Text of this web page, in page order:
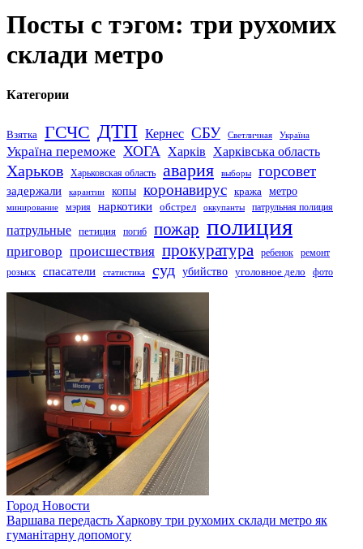
Посты с тэгом: три рухомих
склади метро
Категории
Взятка ГСЧС ДТП Кернес СБУ Светличная Україна
Україна переможе ХОГА Харків Харківська область
Харьков Харьковская область авария выборы горсовет
задержали карантин копы коронавирус кража метро
минирование мэрия наркотики обстрел оккупанты патрульная полиция
патрульные петиция погиб пожар полиция
приговор происшествия прокуратура ребенок
ремонт
розыск
спасатели статистика суд убийство уголовное дело фото
Город Новости
Варшава передасть Харкову три рухомих склади метро як
гуманітарну допомогу